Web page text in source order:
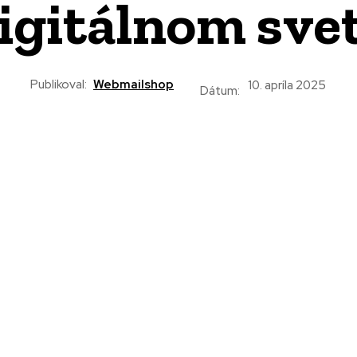
Publikoval: Webmailshop Dátum: 10. apríla 2025